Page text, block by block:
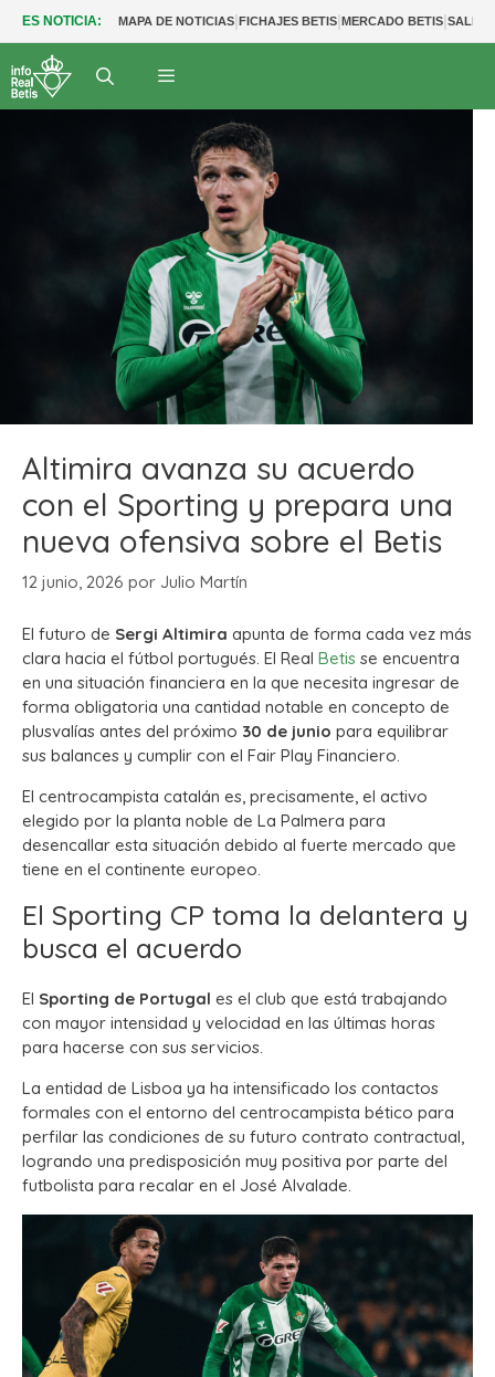
ES NOTICIA: MAPA DE NOTICIAS|FICHAJES BETIS|MERCADO BETIS|SALIDA
Altimira avanza su acuerdo
con el Sporting y prepara una
nueva ofensiva sobre el Betis
12 junio, 2026 por Julio Martín
El futuro de Sergi Altimira apunta de forma cada vez más
clara hacia el fútbol portugués. El Real Betis se encuentra
en una situación financiera en la que necesita ingresar de
forma obligatoria una cantidad notable en concepto de
plusvalías antes del próximo 30 de junio para equilibrar
sus balances y cumplir con el Fair Play Financiero.
El centrocampista catalán es, precisamente, el activo
elegido por la planta noble de La Palmera para
desencallar esta situación debido al fuerte mercado que
tiene en el continente europeo.
El Sporting CP toma la delantera y
busca el acuerdo
El Sporting de Portugal es el club que está trabajando
con mayor intensidad y velocidad en las últimas horas
para hacerse con sus servicios.
La entidad de Lisboa ya ha intensificado los contactos
formales con el entorno del centrocampista bético para
perfilar las condiciones de su futuro contrato contractual,
logrando una predisposición muy positiva por parte del
futbolista para recalar en el José Alvalade.